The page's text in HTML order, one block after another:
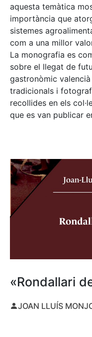
aquesta temàtica
importància que
sistemes
com a una millor
La monografia es
sobre el llegat de
gastronòmic
tradicionals i
recollides en els
que es van publicar
«Rondallari
JOAN LLUÍS